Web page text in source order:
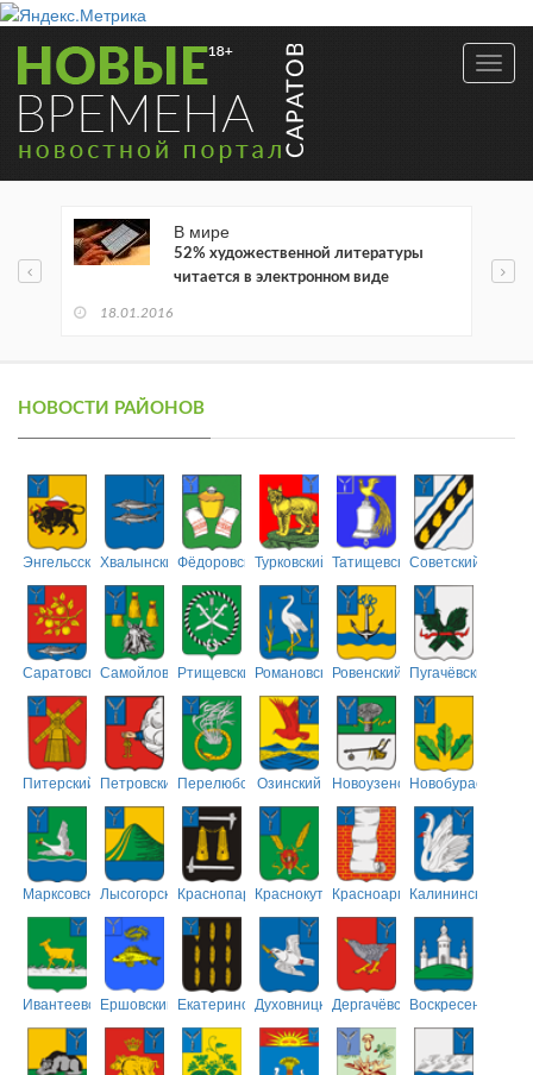
В мире
52% художественной литературы
читается в электронном виде
18.01.2016
НОВОСТИ РАЙОНОВ
ЭнгельсскийХвалынскийФёдоровскийТурковский ТатищевскийСоветский
СаратовскийСамойловскийРтищевскийРомановскийРовенский Пугачёвский
Питерский ПетровскийПерелюбскийОзинский НовоузенскийНовобурасский
МарксовскийЛысогорскийКраснопартизанский
КраснокутскийКрасноармейский
Калининский
ИвантеевскийЕршовский ЕкатериновскийДуховницкийДергачёвскийВоскресенский